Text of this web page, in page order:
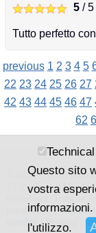
Questo sito
vostra
l'utilizzo.
5 / 5
Tutto perfetto
previous 1 2 3 4 5
22 23 24 25 26 27
42 43 44 45 46 47
62
© 2011 - 2026
77 23 Fax. 0473 49
Reserved. Tutte le
preavviso. |Trasporti
vendita
|Privacy